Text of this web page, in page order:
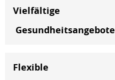
Vielfältige
Gesundheitsangebote
Flexible